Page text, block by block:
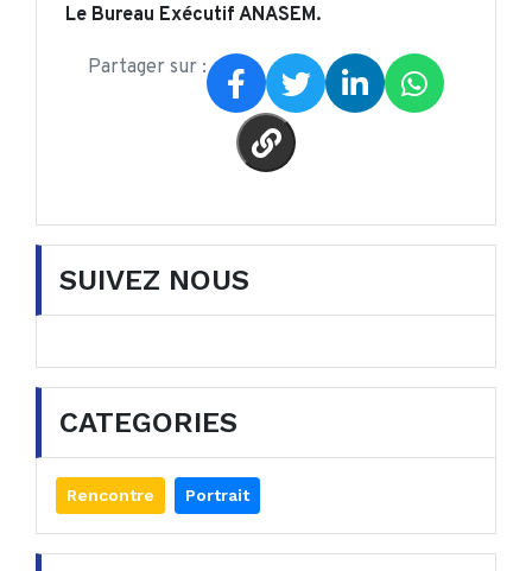
Le Bureau Exécutif ANASEM.
Partager sur :
SUIVEZ NOUS
CATEGORIES
Rencontre Portrait